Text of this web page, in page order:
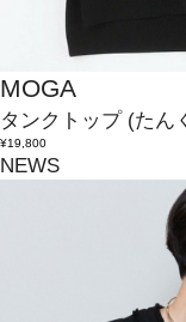
MOGA
タンクトップ (たん
¥19,800
NEWS